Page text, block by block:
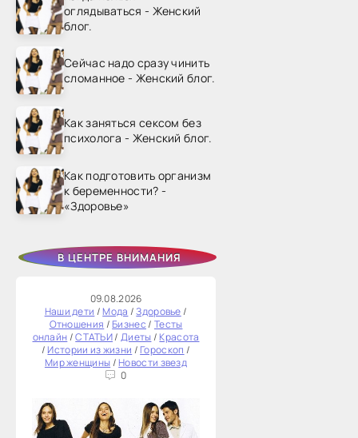
оглядываться - Женский
блог.
Сейчас надо сразу чинить
сломанное - Женский блог.
Как заняться сексом без
психолога - Женский блог.
Как подготовить организм
к беременности? -
«Здоровье»
В ЦЕНТРЕ ВНИМАНИЯ
09.08.2026
Наши дети /Мода /Здоровье/
Отношения /Бизнес/ Тесты
онлайн/СТАТЬИ/ Диеты/Красота
/ Истории из жизни /Гороскоп /
Мир женщины/Новости звезд
0